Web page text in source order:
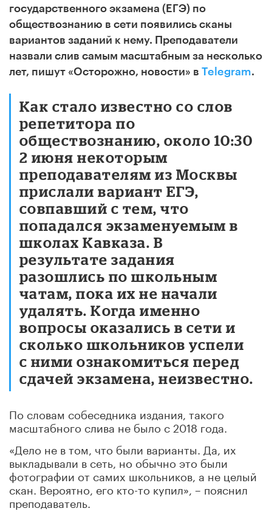
государственного экзамена (ЕГЭ) по
обществознанию в сети появились сканы
вариантов заданий к нему. Преподаватели
назвали слив самым масштабным за несколько
лет, пишут «Осторожно, новости» в Telegram.
Как стало известно со слов
репетитора по
обществознанию, около 10:30
2 июня некоторым
преподавателям из Москвы
прислали вариант ЕГЭ,
совпавший с тем, что
попадался экзаменуемым в
школах Кавказа. В
результате задания
разошлись по школьным
чатам, пока их не начали
удалять. Когда именно
вопросы оказались в сети и
сколько школьников успели
с ними ознакомиться перед
сдачей экзамена, неизвестно.
По словам собеседника издания, такого
масштабного слива не было с 2018 года.
«Дело не в том, что были варианты. Да, их
выкладывали в сеть, но обычно это были
фотографии от самих школьников, а не целый
скан. Вероятно, его кто-то купил», – пояснил
преподаватель.